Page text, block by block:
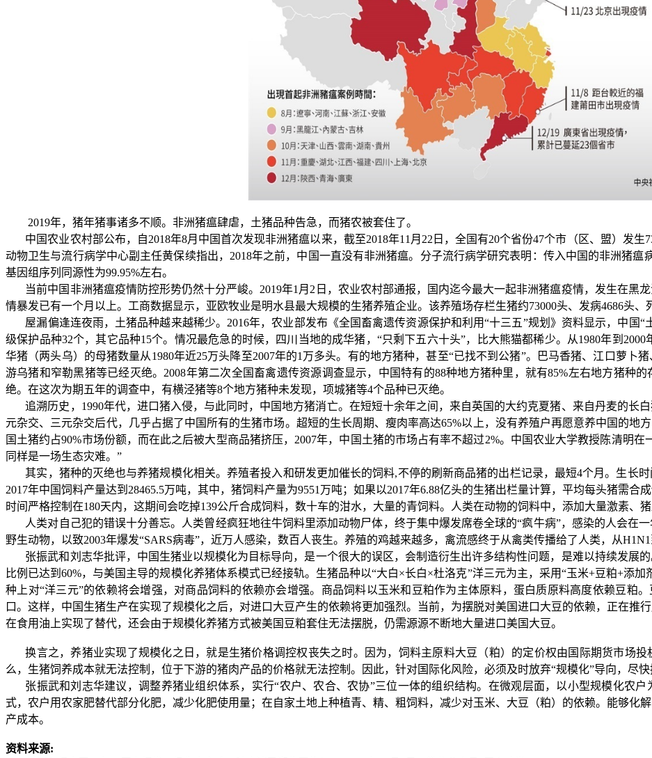
2019年，猪年猪事诸多不顺。非洲猪瘟肆虐，土猪品种告急，而猪农被套住了。
中国农业农村部公布，自2018年8月中国首次发现非洲猪瘟以来，截至2018年11 月 22 日，全国有20个省份47个市（区、盟）发生
动物卫生与流行病学中心副主任黄保续指出， 2018年之前，中国一直没有非洲猪瘟。分子流行病学研究表明：传入中国的非洲猪瘟
基因组序列同源性为99.95%左右。
当前中国非洲猪瘟疫情防控形势仍然十分严峻。 2019年1 月 2 日，农业农村部通报，国内迄今最大一起非洲猪瘟疫情，发生在黑
情暴发已有一个月以上。工商数据显示，亚欧牧业是明水县最大规模的生猪养殖企业。该养殖场存栏生猪约73000头、发病4686头、
屋漏偏逢连夜雨，土猪品种越来越稀少。 2016年，农业部发布《全国畜禽遗传资源保护和利 ⽤“⼗三五”规划》资料显⽰，中国“
级保护品种32个，其它品种15个。情况最危急的时候，四川当地的成华猪， “只剩下五六⼗头”，比⼤熊猫都稀少。从1980年到 2000
华猪（两头乌）的⺟猪数量从 1980年近25万头降⾄2007年的1 万多头。有的地⽅猪种，甚⾄“已找不到公猪”。巴⻢香猪、江 ⼝ 萝 ⼘猪
游乌猪和窄勒⿊猪等已经灭绝。 2008年第二次全国畜禽遗传资源调查显示，中国特有的88种地方猪种里，就有85%左右地方猪种的
绝。在这次为期五年的调查中，有横泾猪等8个地方猪种未发现，项城猪等4个品种已灭绝。
追溯历史， 1990年代，进口猪入侵，与此同时，中国地方猪消亡。在短短十余年之间，来自英国的大约克夏猪、来自丹麦的长
元杂交、三元杂交后代，几乎占据了中国所有的生猪市场。超短的生长周期、瘦肉率高达65%以上，没有养殖户再愿意养中国的地方
国土猪约占90%市场份额，而在此之后被大型商品猪挤压， 2007年，中国土猪的市场占有率不超过2%。中国农业大学教授陈清明在
同样是一场生态灾难。 ”
其实，猪种的灭绝也与养猪规模化相关。养殖者投入和研发更加催长的饲料,不停的刷新商品猪的出栏记录，最短4个月。生长时
2017年中国饲料产量达到 28465.5万吨，其中，猪饲料产量为9551 万吨；如果以2017年6.88亿头的生猪出栏量计算，平均每头猪需合
时间严格控制在180天内，这期间会吃掉139公斤合成饲料，数十车的泔水，大量的青饲料。人类在动物的饲料中，添加大量激素、
人类对自己犯的错误十分善忘。人类曾经疯狂地往牛饲料里添加动物尸体，终于集中爆发席卷全球的“疯牛病”，感染的人会在
野生动物，以致2003年爆发“SARS病毒”，近万人感染，数百人丧生。养殖的鸡越来越多，禽流感终于从禽类传播给了人类，从H1N1
张振武和刘志华批评，中国生猪业以规模化为目标导向，是一个很大的误区，会制造衍生出许多结构性问题，是难以持续发展
比例已达到60%，与美国主导的规模化养猪体系模式已经接轨。生猪品种以“大白×长白×杜洛克”洋三元为主，采用“玉米+豆粕+添加
种上对“洋三元”的依赖将会增强，对商品饲料的依赖亦会增强。商品饲料以玉米和豆粕作为主体原料，蛋白质原料高度依赖豆粕
口。这样，中国生猪生产在实现了规模化之后，对进口大豆产生的依赖将更加强烈。当前，为摆脱对美国进口大豆的依赖，正在推
在食用油上实现了替代，还会由于规模化养猪方式被美国豆粕套住无法摆脱，仍需源源不断地大量进口美国大豆。
换言之，养猪业实现了规模化之日，就是生猪价格调控权丧失之时。因为，饲料主原料大豆（粕）的定价权由国际期货市场
么，生猪饲养成本就无法控制，位于下游的猪肉产品的价格就无法控制。因此，针对国际化风险，必须及时放弃“规模化”导向，尽快
张振武和刘志华建议，调整养猪业组织体系，实行“农户、农合、农协”三位一体的组织结构。在微观层面，以小型规模化农
式，农户用农家肥替代部分化肥，减少化肥使用量；在自家土地上种植青、精、粗饲料，减少对玉米、大豆（粕）的依赖。能够化
产成本。
资料来源: